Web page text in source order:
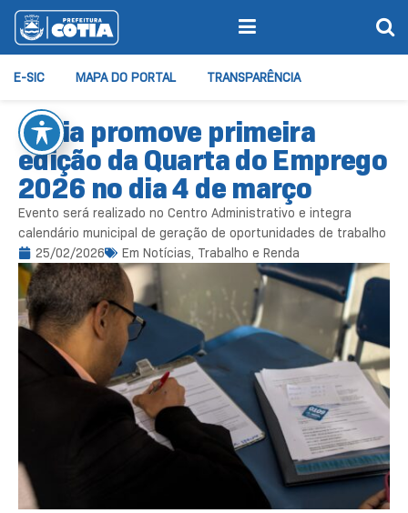
E-SIC MAPA DO PORTAL TRANSPARÊNCIA
Cotia promove primeira
edição da Quarta do Emprego
2026 no dia 4 de março
Evento será realizado no Centro Administrativo e integra
calendário municipal de geração de oportunidades de trabalho
25/02/2026
Em Notícias, Trabalho e Renda